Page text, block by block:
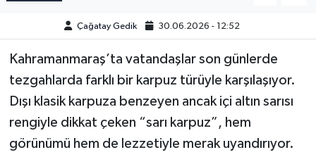
Çağatay Gedik 30.06.2026 - 12:52
Kahramanmaraş’ta vatandaşlar son günlerde
tezgahlarda farklı bir karpuz türüyle karşılaşıyor.
Dışı klasik karpuza benzeyen ancak içi altın sarısı
rengiyle dikkat çeken “sarı karpuz”, hem
görünümü hem de lezzetiyle merak uyandırıyor.